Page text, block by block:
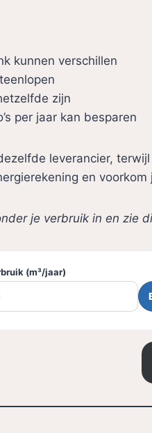
kunnen verschillen
zijn
per jaar kan besparen
leverancier,
en
je verbruik in en zie
(m³/jaar)